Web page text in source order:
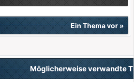
Ein Thema vor»
Möglicherweise verwandte